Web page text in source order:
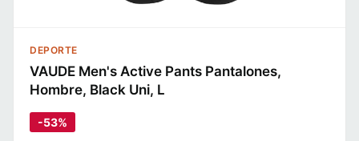
DEPORTE
VAUDE Men's Active Pants Pantalones,
Hombre, Black Uni, L
-53%